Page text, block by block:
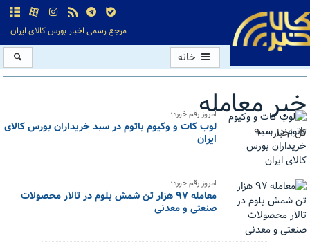
مرجع رسمی اخبار بورس کالای ایران
خانه
خبر معامله
کل اخبار:900
امروز رقم خورد؛
لوب کات و وکیوم باتوم در سبد خریداران بورس کالای
ایران
امروز رقم خورد؛
معامله ۹۷ هزار تن شمش بلوم در تالار محصولات
صنعتی و معدنی